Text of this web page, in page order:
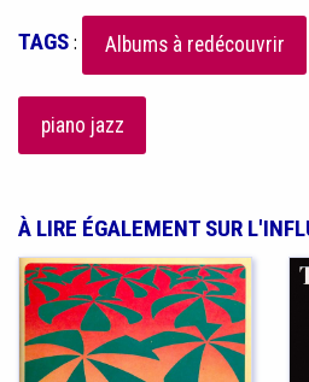
TAGS: Albums à redécouvrir
piano jazz
À LIRE ÉGALEMENT SUR